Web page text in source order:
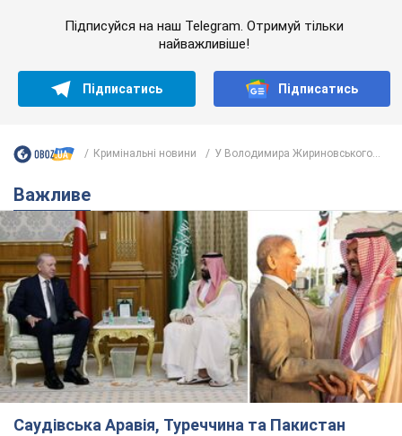
Підписуйся на наш Telegram. Отримуй тільки
найважливіше!
Підписатись Підписатись
Кримінальні новини У Володимира Жириновського...
Важливе
Саудівська Аравія, Туреччина та Пакистан